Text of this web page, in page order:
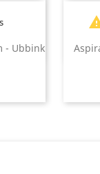
- Ubbink